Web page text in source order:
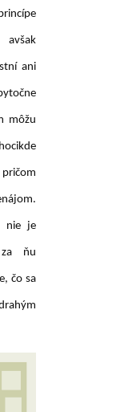
ani
môžu
pričom
nie je
ňu
čo sa